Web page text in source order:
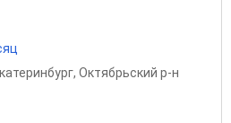
, Октябрьский р-н